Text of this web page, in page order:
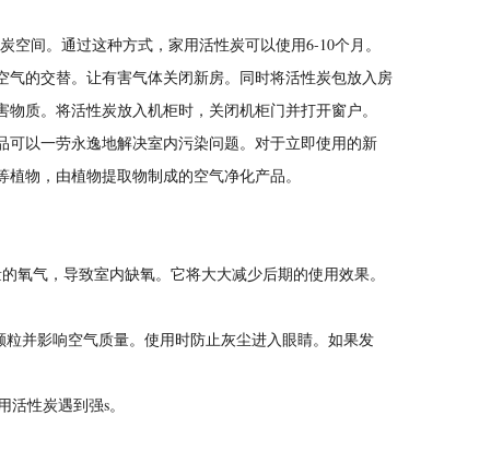
间。通过这种方式，家用活性炭可以使用6-10个月。
的交替。让有害气体关闭新房。同时将活性炭包放入房
质。将活性炭放入机柜时，关闭机柜门并打开窗户。
以一劳永逸地解决室内污染问题。对于立即使用的新
物，由植物提取物制成的空气净化产品。
氧气，导致室内缺氧。它将大大减少后期的使用效果。
并影响空气质量。使用时防止灰尘进入眼睛。如果发
性炭遇到强s。